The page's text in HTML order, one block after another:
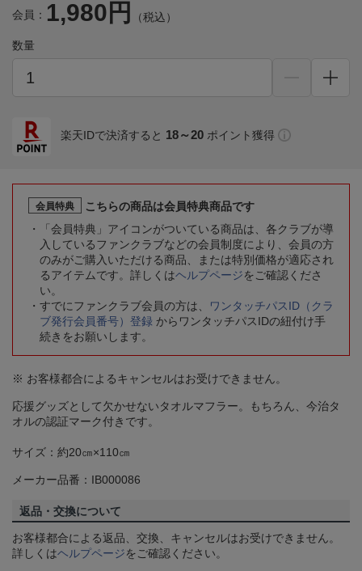
会員： 1,980円 （税込）
数量
楽天IDで決済すると 18～20 ポイント獲得
会員特典
こちらの商品は会員特典商品です
「会員特典」アイコンがついている商品は、各クラブが導
入しているファンクラブなどの会員制度により、会員の方
のみがご購入いただける商品、または特別価格が適応され
るアイテムです。詳しくはヘルプページをご確認くださ
い。
すでにファンクラブ会員の方は、
ワンタッチパスID（クラ
ブ発行会員番号）登録 からワンタッチパスIDの紐付け手
続きをお願いします。
※ お客様都合によるキャンセルはお受けできません。
応援グッズとして欠かせないタオルマフラー。もちろん、今治タ
オルの認証マーク付きです。
サイズ：約20㎝×110㎝
メーカー品番：IB000086
返品・交換について
お客様都合による返品、交換、キャンセルはお受けできません。
詳しくはヘルプページをご確認ください。